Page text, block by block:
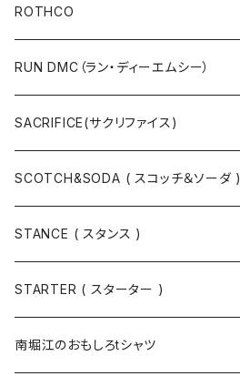
キャップ
ニットキャップ / ビーニー
ベルト / サスペンダー
ニットキャップ / ビーニー
キャップ
マフラー / ストール
シューズ
ニット
スウェット
Tシャツ / カットソー
半袖
長袖
手袋
ソックス
ROTHCO
RUN DMC（ラン・ディーエムシー）
SACRIFICE(サクリファイス)
SCOTCH&SODA ( スコッチ＆ソーダ )
トップス
ボトムス
アウター
STANCE ( スタンス )
STARTER ( スターター )
南堀江のおもしろtシャツ